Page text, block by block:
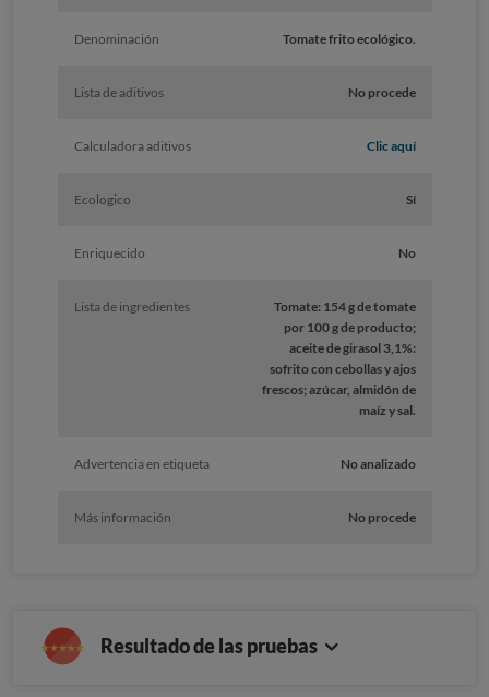
Denominación Tomate frito ecológico.
Lista de aditivos No procede
Calculadora aditivos Clic aquí
Ecologico Sí
Enriquecido No
Lista de ingredientes
Tomate: 154 g de tomate
por 100 g de producto;
aceite de girasol 3,1%:
sofrito con cebollas y ajos
frescos; azúcar, almidón de
maíz y sal.
Advertencia en etiqueta No analizado
Más información No procede
Resultado de las pruebas